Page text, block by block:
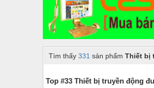
Dệt may - Thiết bị
Dầu mỡ công nghiệp
Điện công nghiệp
Điện gia dụng
Tìm thấy 331 sản phẩm Thiết bị
Top #33 Thiết bị truyền động